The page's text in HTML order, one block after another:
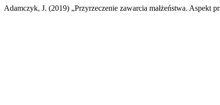
Adamczyk, J. (2019) „Przyrzeczenie zawarcia małżeństwa. Aspekt